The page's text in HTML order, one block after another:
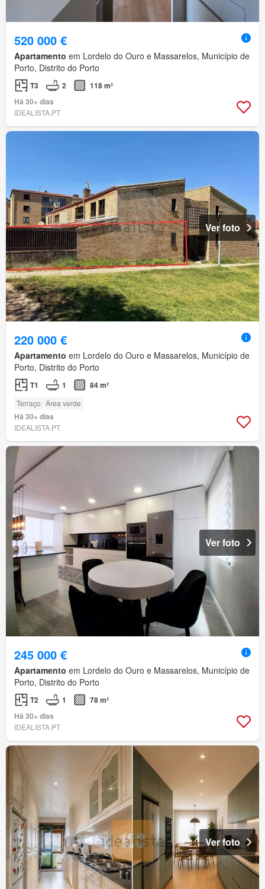
520 000 €
Apartamento em Lordelo do Ouro e Massarelos, Município de
Porto, Distrito do Porto
T3 2
118 m²
Há 30+ dias
IDEALISTA.PT
Ver foto
220 000 €
Apartamento em Lordelo do Ouro e Massarelos, Município de
Porto, Distrito do Porto
T1 1 84 m²
Terraço Área verde
Há 30+ dias
IDEALISTA.PT
Ver foto
245 000 €
Apartamento em Lordelo do Ouro e Massarelos, Município de
Porto, Distrito do Porto
T2 1
78 m²
Há 30+ dias
IDEALISTA.PT
Ver foto